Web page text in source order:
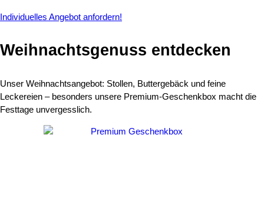
Individuelles Angebot anfordern!
Weihnachtsgenuss entdecken​
Unser Weihnachtsangebot: Stollen, Buttergebäck und feine
Leckereien – besonders unsere Premium-Geschenkbox macht die
Festtage unvergesslich.